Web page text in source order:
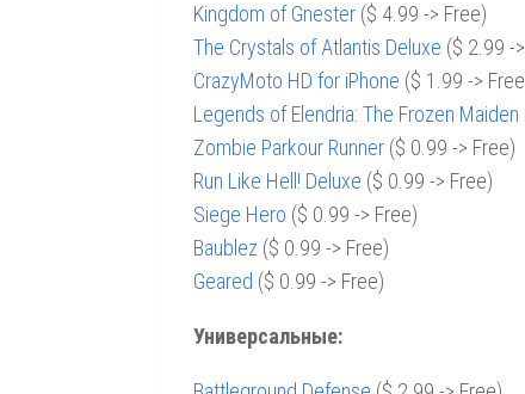
Kingdom of Gnester ($ 4.99 -> Free)
The Crystals of Atlantis Deluxe ($ 2.99 -
CrazyMoto HD for iPhone ($ 1.99 ->
Legends of Elendria: The Frozen Maiden
Zombie Parkour Runner ($ 0.99 -> Free)
Run Like Hell! Deluxe ($ 0.99 -> Free)
Siege Hero ($ 0.99 -> Free)
Baublez ($ 0.99 -> Free)
Geared ($ 0.99 -> Free)
Универсальные: